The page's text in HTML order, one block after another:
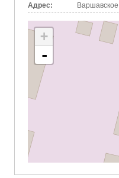
Адрес:
+
-